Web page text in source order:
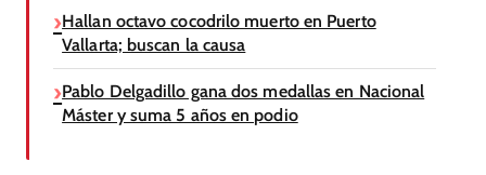
Hallan octavo cocodrilo muerto en Puerto
Vallarta; buscan la causa
Pablo Delgadillo gana dos medallas en Nacional
Máster y suma 5 años en podio